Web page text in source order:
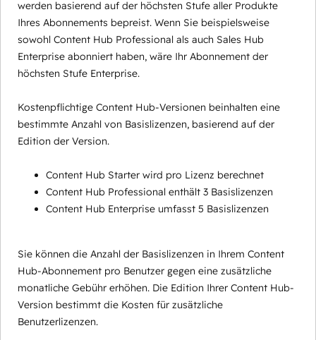
werden basierend auf der höchsten Stufe aller Produkte
Ihres Abonnements bepreist. Wenn Sie beispielsweise
sowohl Content Hub Professional als auch Sales Hub
Enterprise abonniert haben, wäre Ihr Abonnement der
höchsten Stufe Enterprise.
Kostenpflichtige Content Hub-Versionen beinhalten eine
bestimmte Anzahl von Basislizenzen, basierend auf der
Edition der Version.
Content Hub Starter wird pro Lizenz berechnet
Content Hub Professional enthält 3 Basislizenzen
Content Hub Enterprise umfasst 5 Basislizenzen
Sie können die Anzahl der Basislizenzen in Ihrem Content
Hub-Abonnement pro Benutzer gegen eine zusätzliche
monatliche Gebühr erhöhen. Die Edition Ihrer Content Hub-
Version bestimmt die Kosten für zusätzliche
Benutzerlizenzen.